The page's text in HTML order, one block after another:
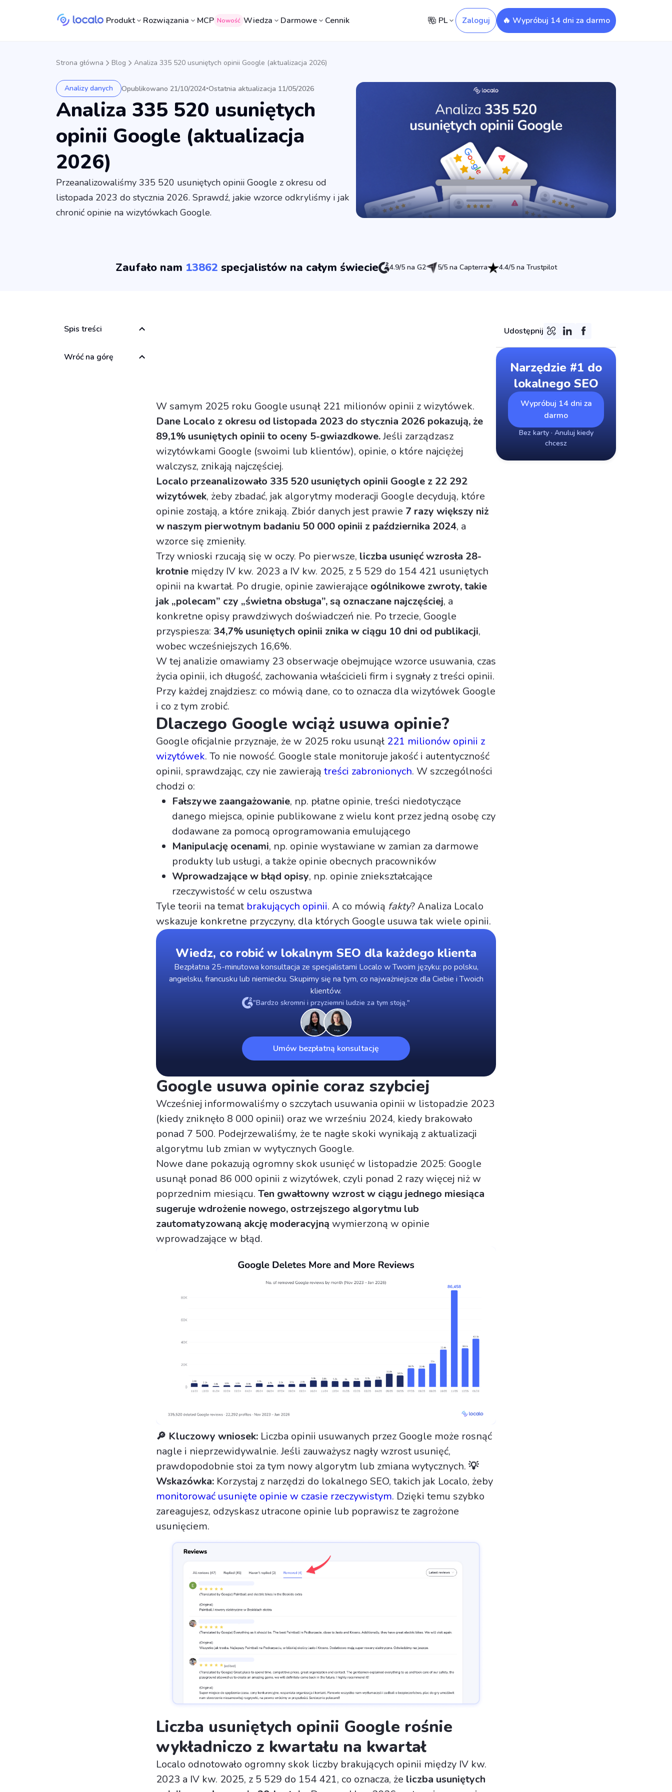
Produkt Rozwiązania MCP Nowość Wiedza Darmowe Cennik PL Zaloguj 🔥 Wypróbuj 14 dni za darmo
Strona główna Blog Analiza 335 520 usuniętych opinii Google (aktualizacja 2026)
Analizy danych Opublikowano 21/10/2024•Ostatnia aktualizacja 11/05/2026
Analiza 335 520 usuniętych
opinii Google (aktualizacja
2026)
Przeanalizowaliśmy 335 520 usuniętych opinii Google z okresu od
listopada 2023 do stycznia 2026. Sprawdź, jakie wzorce odkryliśmy i jak
chronić opinie na wizytówkach Google.
Zaufało nam 13862 specjalistów na całym świecie 4.9/5 na G2 5/5 na Capterra 4.4/5 na Trustpilot
Spis treści
Wróć na górę
W samym 2025 roku Google usunął 221 milionów opinii z wizytówek.
Dane Localo z okresu od listopada 2023 do stycznia 2026 pokazują, że
89,1% usuniętych opinii to oceny 5-gwiazdkowe.Jeśli zarządzasz
wizytówkami Google (swoimi lub klientów), opinie, o które najciężej
walczysz, znikają najczęściej.
Localo przeanalizowało 335 520 usuniętych opinii Google z 22 292
wizytówek, żeby zbadać, jak algorytmy moderacji Google decydują, które
opinie zostają, a które znikają. Zbiór danych jest prawie 7 razy większy niż
w naszym pierwotnym badaniu 50 000 opinii z października 2024, a
wzorce się zmieniły.
Trzy wnioski rzucają się w oczy. Po pierwsze, liczba usunięć wzrosła 28-
krotnie między IV kw. 2023 a IV kw. 2025, z 5 529 do 154 421 usuniętych
opinii na kwartał. Po drugie, opinie zawierające ogólnikowe zwroty, takie
jak „polecam” czy „świetna obsługa”, są oznaczane najczęściej, a
konkretne opisy prawdziwych doświadczeń nie. Po trzecie, Google
przyspiesza: 34,7% usuniętych opinii znika w ciągu 10 dni od publikacji,
wobec wcześniejszych 16,6%.
W tej analizie omawiamy 23 obserwacje obejmujące wzorce usuwania, czas
życia opinii, ich długość, zachowania właścicieli firm i sygnały z treści opinii.
Przy każdej znajdziesz: co mówią dane, co to oznacza dla wizytówek Google
i co z tym zrobić.
Dlaczego Google wciąż usuwa opinie?
Google oficjalnie przyznaje, że w 2025 roku usunął 221 milionów opinii z
wizytówek. To nie nowość. Google stale monitoruje jakość i autentyczność
opinii, sprawdzając, czy nie zawierają treści zabronionych. W szczególności
chodzi o:
Fałszywe zaangażowanie, np. płatne opinie, treści niedotyczące
danego miejsca, opinie publikowane z wielu kont przez jedną osobę czy
dodawane za pomocą oprogramowania emulującego
Manipulację ocenami, np. opinie wystawiane w zamian za darmowe
produkty lub usługi, a także opinie obecnych pracowników
Wprowadzające w błąd opisy, np. opinie zniekształcające
rzeczywistość w celu oszustwa
Tyle teorii na temat brakujących opinii. A co mówią fakty? Analiza Localo
wskazuje konkretne przyczyny, dla których Google usuwa tak wiele opinii.
Wiedz, co robić w lokalnym SEO dla każdego klienta
Bezpłatna 25-minutowa konsultacja ze specjalistami Localo w Twoim języku: po polsku,
angielsku, francusku lub niemiecku. Skupimy się na tym, co najważniejsze dla Ciebie i Twoich
klientów.
"Bardzo skromni i przyziemni ludzie za tym stoją."
Umów bezpłatną konsultację
Google usuwa opinie coraz szybciej
Wcześniej informowaliśmy o szczytach usuwania opinii w listopadzie 2023
(kiedy zniknęło 8 000 opinii) oraz we wrześniu 2024, kiedy brakowało
ponad 7 500. Podejrzewaliśmy, że te nagłe skoki wynikają z aktualizacji
algorytmu lub zmian w wytycznych Google.
Nowe dane pokazują ogromny skok usunięć w listopadzie 2025: Google
usunął ponad 86 000 opinii z wizytówek, czyli ponad 2 razy więcej niż w
poprzednim miesiącu. Ten gwałtowny wzrost w ciągu jednego miesiąca
sugeruje wdrożenie nowego, ostrzejszego algorytmu lub
zautomatyzowaną akcję moderacyjną wymierzoną w opinie
wprowadzające w błąd.
🔎 Kluczowy wniosek: Liczba opinii usuwanych przez Google może rosnąć
nagle i nieprzewidywalnie. Jeśli zauważysz nagły wzrost usunięć,
prawdopodobnie stoi za tym nowy algorytm lub zmiana wytycznych. 💡
Wskazówka: Korzystaj z narzędzi do lokalnego SEO, takich jak Localo, żeby
monitorować usunięte opinie w czasie rzeczywistym. Dzięki temu szybko
zareagujesz, odzyskasz utracone opinie lub poprawisz te zagrożone
usunięciem.
Liczba usuniętych opinii Google rośnie
wykładniczo z kwartału na kwartał
Localo odnotowało ogromny skok liczby brakujących opinii między IV kw.
2023 a IV kw. 2025, z 5 529 do 154 421, co oznacza, że liczba usuniętych
Udostępnij
Narzędzie #1 do
lokalnego SEO
Wypróbuj 14 dni za
darmo
Bez karty · Anuluj kiedy
chcesz